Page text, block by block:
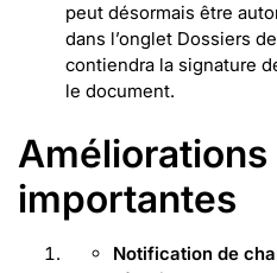
peut désormais être
dans l’onglet Dossiers
contiendra la signature
le document.
importantes
Notification de